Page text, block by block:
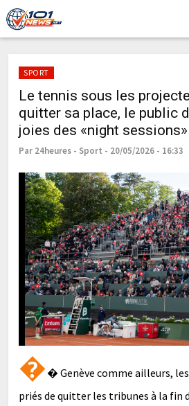
SPORT
Le tennis sous les
quitter sa place, le public
joies des «night sessions»
Par 24heures - Sport - 20/05/2026 - 16:33
�� Genève comme ailleurs,
priés de quitter les tribunes à la fin